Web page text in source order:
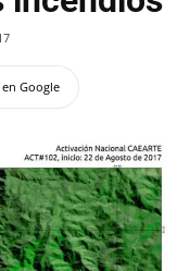
Google